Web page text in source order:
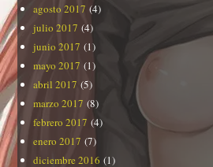
agosto 2017 (4)
julio 2017 (4)
junio 2017 (1)
mayo 2017 (1)
abril 2017 (5)
marzo 2017 (8)
febrero 2017 (4)
enero 2017 (7)
diciembre 2016 (1)